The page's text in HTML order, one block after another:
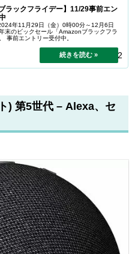
ラックフライデー】11/29事前エン
年11月29日（金）0時00分～12月6日
末のビックセール「Amazonブラックフラ
事前エントリー受付中。
2024.11.22
) 第5世代 – Alexa、セ